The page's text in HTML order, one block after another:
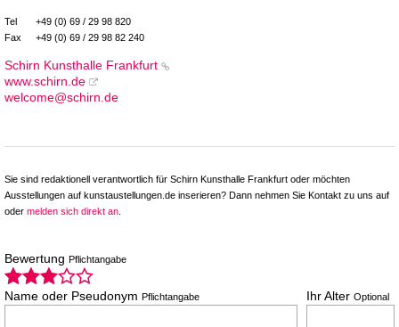
Tel
+49 (0) 69 / 29 98 820
Fax
+49 (0) 69 / 29 98 82 240
Schirn Kunsthalle Frankfurt
www.schirn.de
welcome@schirn.de
Sie sind redaktionell verantwortlich für Schirn Kunsthalle Frankfurt oder möchten
Ausstellungen auf kunstaustellungen.de inserieren? Dann nehmen Sie Kontakt zu uns auf
oder melden sich direkt an
Bewertung Pflichtangabe
Name oder Pseudonym Pflichtangabe Ihr Alter Optional